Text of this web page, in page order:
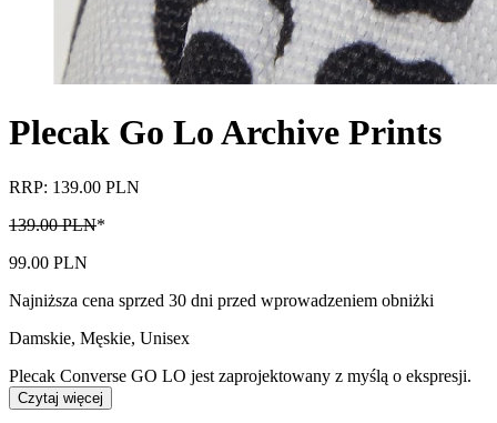
Plecak Go Lo Archive Prints
RRP: 139.00 PLN
139.00 PLN*
99.00 PLN
Najniższa cena sprzed 30 dni przed wprowadzeniem obniżki
Damskie, Męskie, Unisex
Plecak Converse GO LO jest zaprojektowany z myślą o ekspresji.
Czytaj więcej